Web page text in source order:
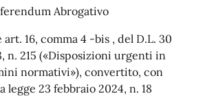
Abrogativo
16, comma 4 -bis , del D.L. 30
n. 215 («Disposizioni urgenti in
normativi»), convertito, con
legge 23 febbraio 2024, n. 18